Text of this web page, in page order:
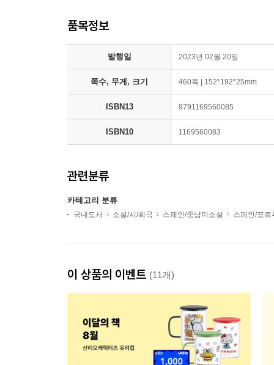
품목정보
발행일 2023년 02월 20일
쪽수, 무게, 크기 460쪽 | 152*192*25mm
ISBN13 9791169560085
ISBN10 1169560083
관련분류
카테고리 분류
국내도서 소설/시/희곡 스페인/중남미소설 스페인/포르
이 상품의 이벤트 (11개)